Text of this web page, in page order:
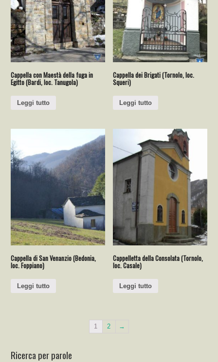
Cappella con Maestà della fuga in
Egitto (Bardi, loc. Tanugola)
Leggi tutto
Cappella dei Brigati (Tornolo, loc.
Squeri)
Leggi tutto
Cappella di San Venanzio (Bedonia,
loc. Foppiano)
Leggi tutto
Cappelletta della Consolata (Tornolo,
loc. Casale)
Leggi tutto
1 2 →
Ricerca per parole